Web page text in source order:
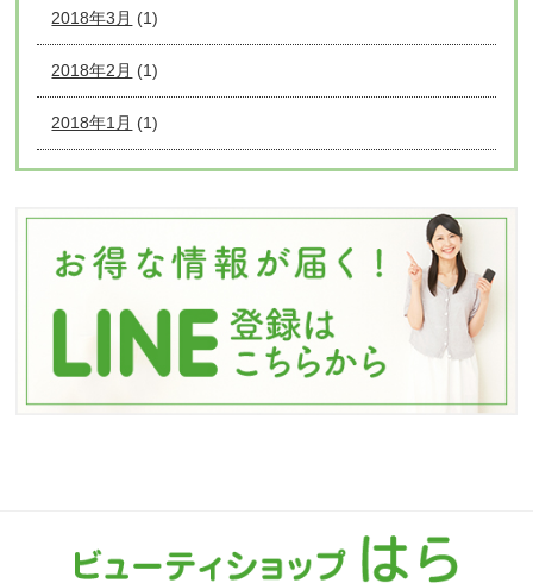
2018年3月 (1)
2018年2月 (1)
2018年1月 (1)